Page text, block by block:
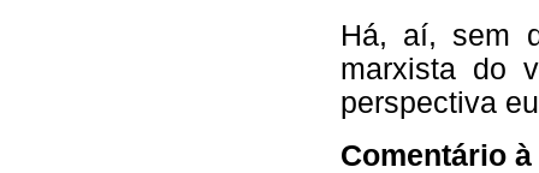
Há, aí, sem
marxista do
perspectiva
Comentário